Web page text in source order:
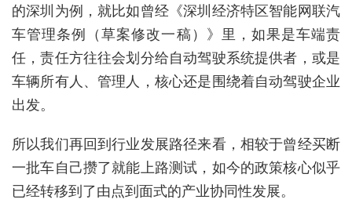
的深圳为例，就比如曾经《深圳经济特区智能网联汽
车管理条例（草案修改一稿）》里，如果是车端责
任，责任方往往会划分给自动驾驶系统提供者，或是
车辆所有人、管理人，核心还是围绕着自动驾驶企业
出发。
所以我们再回到行业发展路径来看，相较于曾经买断
一批车自己攒了就能上路测试，如今的政策核心似乎
已经转移到了由点到面式的产业协同性发展。